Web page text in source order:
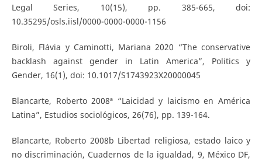
Legal Series, 10(15), pp. 385-665, doi:
10.35295/osls.iisl/0000-0000-0000-1156
Biroli, Flávia y Caminotti, Mariana 2020 “The conservative
backlash against gender in Latin America”, Politics y
Gender, 16(1), doi: 10.1017/S1743923X20000045
Blancarte, Roberto 2008ª “Laicidad y laicismo en América
Latina”, Estudios sociológicos, 26(76), pp. 139-164.
Blancarte, Roberto 2008b Libertad religiosa, estado laico y
no discriminación, Cuadernos de la igualdad, 9, México DF,